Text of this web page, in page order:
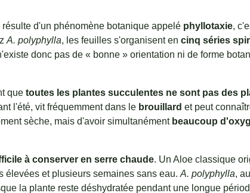
d'un phénomène botanique appelé phyllotaxie,
A. polyphylla, les feuilles s'organisent encinq séries
donc pas de « bonne » orientation ni de forme
quetoutes les plantes succulentes ne sont pas des
l'été, vit fréquemment dans le brouillard et peut
sèche, mais d'avoir simultanément beaucoup
à conserver en serre chaude. Un Aloe classique
élevées et plusieurs semaines sans eau.A. polyphylla,
la plante reste déshydratée pendant une longue